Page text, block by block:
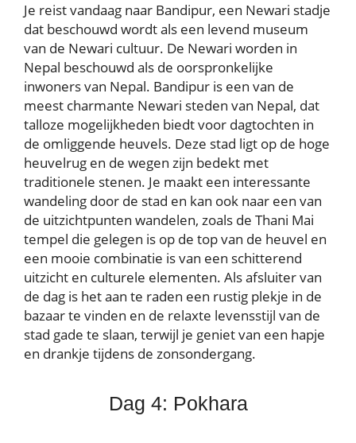
Je reist vandaag naar Bandipur, een Newari stadje
dat beschouwd wordt als een levend museum
van de Newari cultuur. De Newari worden in
Nepal beschouwd als de oorspronkelijke
inwoners van Nepal. Bandipur is een van de
meest charmante Newari steden van Nepal, dat
talloze mogelijkheden biedt voor dagtochten in
de omliggende heuvels. Deze stad ligt op de hoge
heuvelrug en de wegen zijn bedekt met
traditionele stenen. Je maakt een interessante
wandeling door de stad en kan ook naar een van
de uitzichtpunten wandelen, zoals de Thani Mai
tempel die gelegen is op de top van de heuvel en
een mooie combinatie is van een schitterend
uitzicht en culturele elementen. Als afsluiter van
de dag is het aan te raden een rustig plekje in de
bazaar te vinden en de relaxte levensstijl van de
stad gade te slaan, terwijl je geniet van een hapje
en drankje tijdens de zonsondergang.
Dag 4: Pokhara